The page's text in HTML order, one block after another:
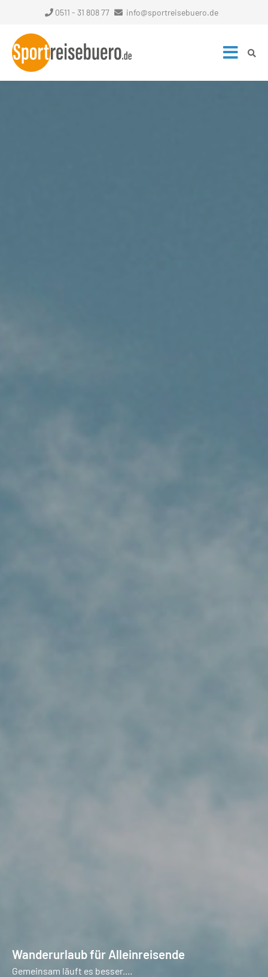
0511 - 31 808 77 info@sportreisebuero.de
Wanderurlaub für Alleinreisende
Gemeinsam läuft es besser....